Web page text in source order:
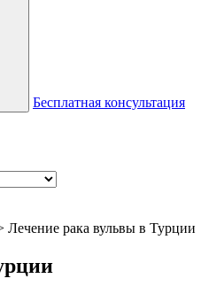
Бесплатная консультация
Лечение рака вульвы в Турции